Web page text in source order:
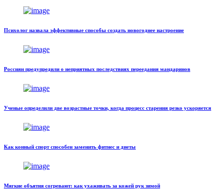
Психолог назвала эффективные способы создать новогоднее настроение
Россиян предупредили о неприятных последствиях переедания мандаринов
Ученые определили две возрастные точки, когда процесс старения резко ускоряется
Как конный спорт способен заменить фитнес и диеты
Мягкие объятия согревают: как ухаживать за кожей рук зимой